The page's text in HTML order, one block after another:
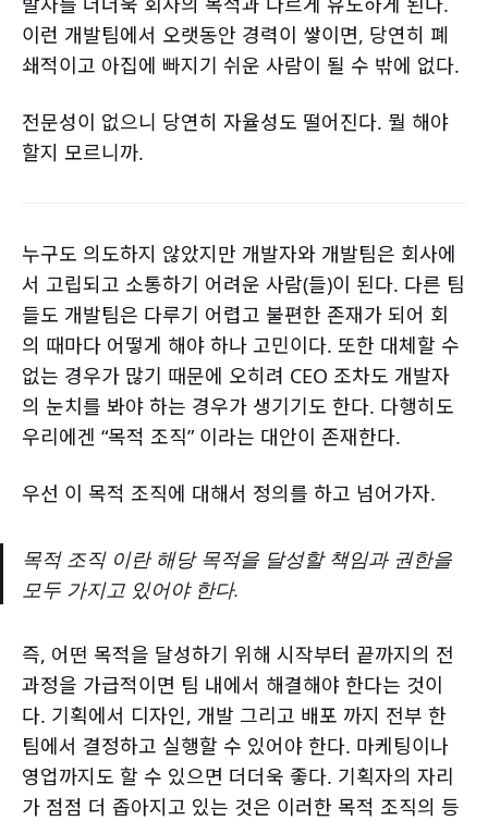
이런 개발팀에서 오랫동안 경력이 쌓이면, 당연히 폐
쇄적이고 아집에 빠지기 쉬운 사람이 될 수 밖에 없다.
전문성이 없으니 당연히 자율성도 떨어진다. 뭘 해야
할지 모르니까.
누구도 의도하지 않았지만 개발자와 개발팀은 회사에
서 고립되고 소통하기 어려운 사람(들)이 된다. 다른 팀
들도 개발팀은 다루기 어렵고 불편한 존재가 되어 회
의 때마다 어떻게 해야 하나 고민이다. 또한 대체할 수
없는 경우가 많기 때문에 오히려 CEO 조차도 개발자
의 눈치를 봐야 하는 경우가 생기기도 한다. 다행히도
우리에겐 “목적 조직” 이라는 대안이 존재한다.
우선 이 목적 조직에 대해서 정의를 하고 넘어가자.
목적 조직 이란 해당 목적을 달성할 책임과 권한을
모두 가지고 있어야 한다.
즉, 어떤 목적을 달성하기 위해 시작부터 끝까지의 전
과정을 가급적이면 팀 내에서 해결해야 한다는 것이
다. 기획에서 디자인, 개발 그리고 배포 까지 전부 한
팀에서 결정하고 실행할 수 있어야 한다. 마케팅이나
영업까지도 할 수 있으면 더더욱 좋다. 기획자의 자리
가 점점 더 좁아지고 있는 것은 이러한 목적 조직의 등